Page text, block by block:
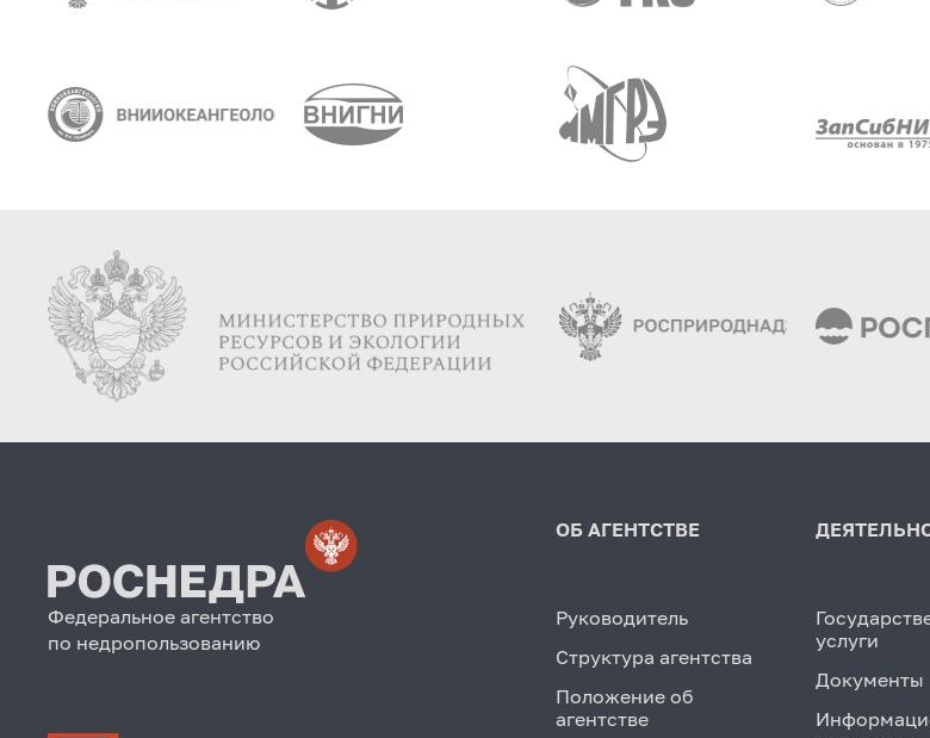
Федеральное агентство
по недропользованию
ОБ АГЕНТСТВЕ
Руководитель
Структура агентства
Положение об
агентстве
услуги
Документы